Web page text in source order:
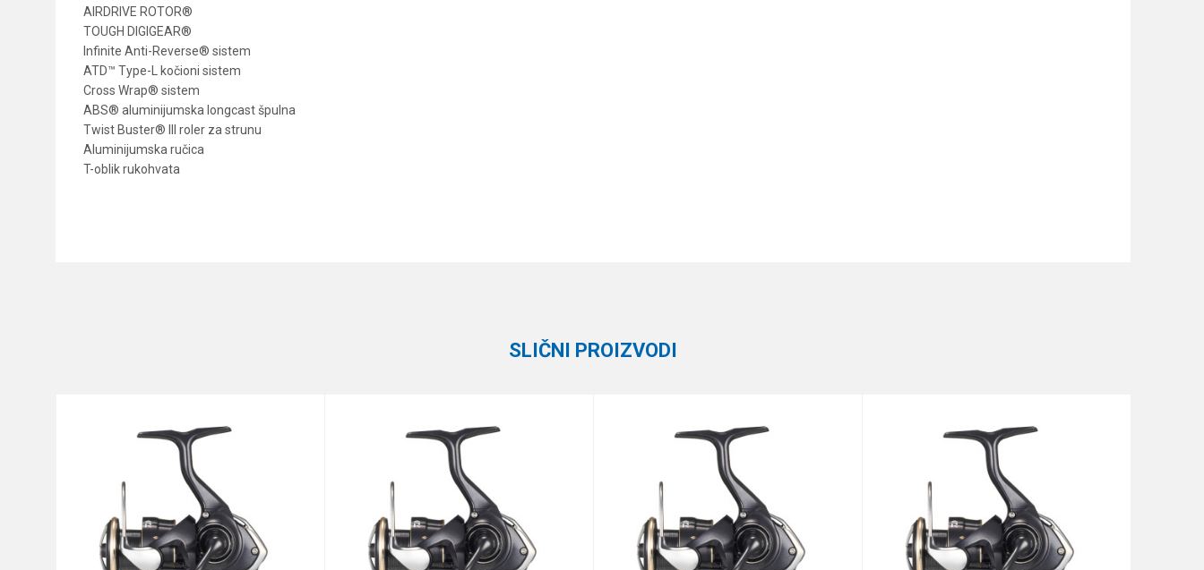
AIRDRIVE ROTOR®
TOUGH DIGIGEAR®
Infinite Anti-Reverse® sistem
ATD™ Type-L kočioni sistem
Cross Wrap® sistem
ABS® aluminijumska longcast špulna
Twist Buster® III roler za strunu
Aluminijumska ručica
T-oblik rukohvata
6+1
Anti-spam zaštita - izračunajte koliko je 4 + 1 :
SLIČNI PROIZVODI